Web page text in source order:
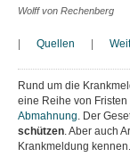
Wolff von Rechenberg
Quellen
Rund um die
eine Reihe von
Abmahnung. Der
schützen. Aber auch
Krankmeldung kennen.